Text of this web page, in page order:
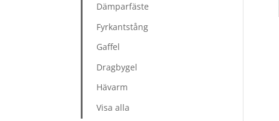
Dämparfäste
Fyrkantstång
Gaffel
Dragbygel
Hävarm
Visa alla